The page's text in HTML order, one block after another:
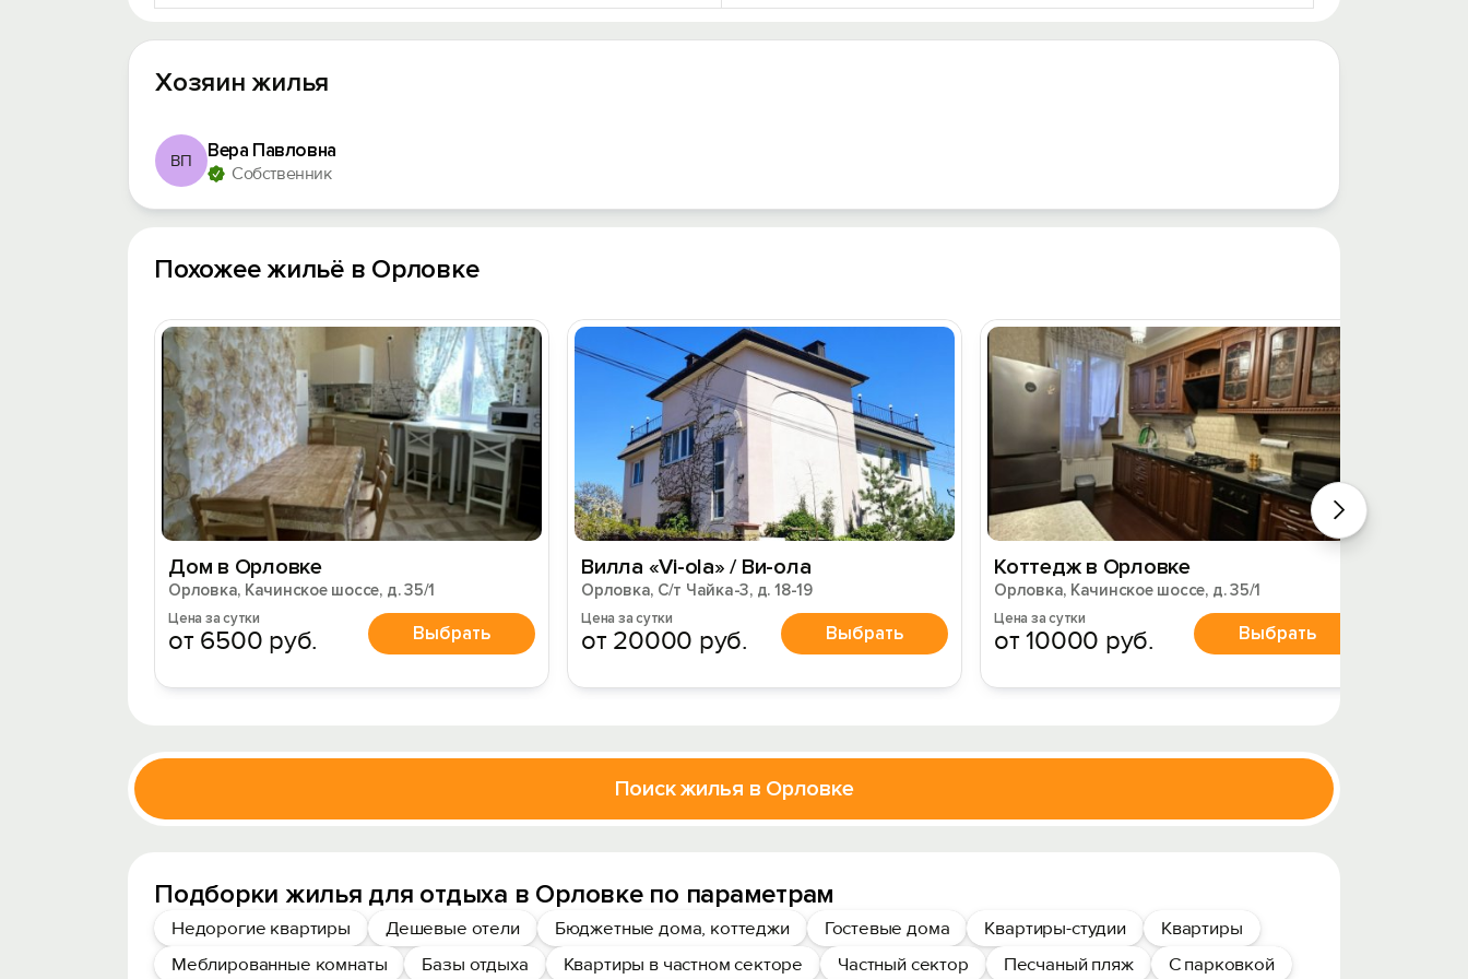
Хозяин жилья
ВП Вера Павловна
Собственник
Похожее жильё в Орловке
Дом в Орловке
Орловка, Качинское шоссе, д. 35/1
Цена за сутки
от 6500 руб. Выбрать
Вилла «Vi-ola» / Ви-ола
Орловка, С/т Чайка-3, д. 18-19
Цена за сутки
от 20000 руб. Выбрать
Коттедж в Орловке
Орловка, Качинское шоссе, д. 35/1
Цена за сутки
от 10000 руб. Выбрать
Поиск жилья в Орловке
Подборки жилья для отдыха в Орловке по параметрам
Недорогие квартиры Дешевые отели Бюджетные дома, коттеджи Гостевые дома Квартиры-студии
Квартиры
Меблированные комнаты
Базы отдыха Квартиры в частном секторе Частный сектор Песчаный пляж С парковкой